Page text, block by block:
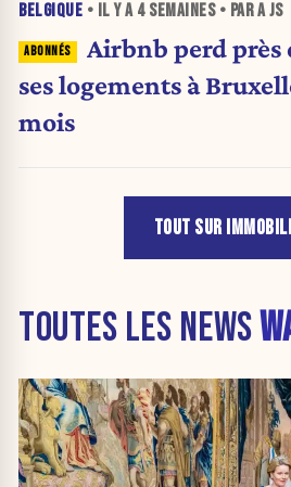
BELGIQUE • IL Y A 4 SEMAINES• PAR A JS
Airbnb perd
ses logements à
mois
TOUT SUR
TOUTES LES NEWS